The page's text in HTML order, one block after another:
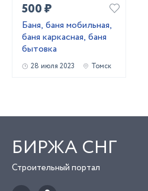
500 ₽
Баня, баня мобильная,
баня каркасная, баня
бытовка
28 июля 2023 Томск
БИРЖА СНГ
Строительный портал